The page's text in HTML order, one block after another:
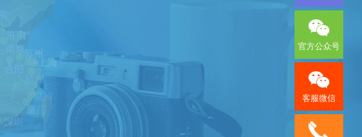
官方公众号
客服微信